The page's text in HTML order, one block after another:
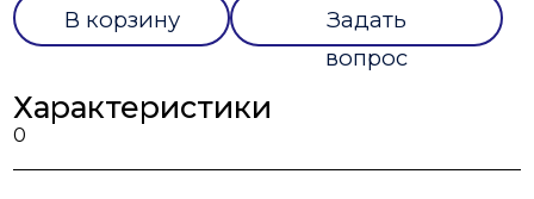
В корзину
Задать
вопрос
Характеристики
0